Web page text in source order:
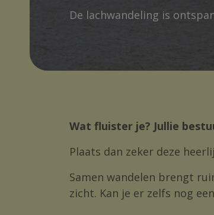
De lachwandeling is
Wat fluister je? Jullie
Plaats dan zeker deze
Samen wandelen brengt
zicht. Kan je er zelfs nog